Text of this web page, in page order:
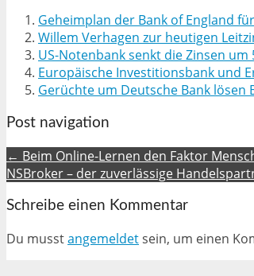
Geheimplan der Bank of England
Willem Verhagen zur heutigen
US-Notenbank senkt die Zinsen um
Europäische Investitionsbank und
Gerüchte um Deutsche Bank lösen
Post navigation
← Beim Online-Lernen den Faktor
NSBroker – der zuverlässige
Schreibe einen Kommentar
Du musstangemeldetsein, um einen